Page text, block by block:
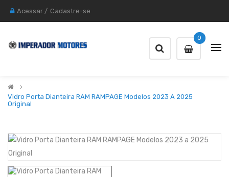
Acessar / Cadastre-se
0
Vidro Porta Dianteira RAM RAMPAGE Modelos 2023 A 2025
Original